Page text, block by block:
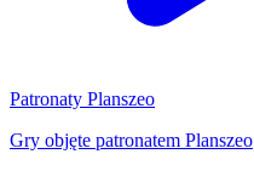
Patronaty Planszeo
Gry objęte patronatem Planszeo